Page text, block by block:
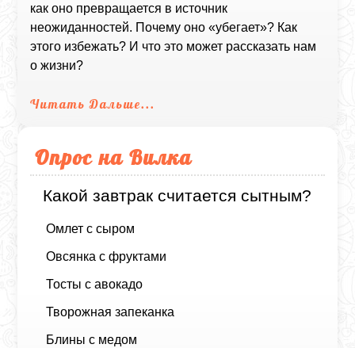
как оно превращается в источник
неожиданностей. Почему оно «убегает»? Как
этого избежать? И что это может рассказать нам
о жизни?
Читать Дальше...
Опрос на Вилка
Какой завтрак считается сытным?
Омлет с сыром
Овсянка с фруктами
Тосты с авокадо
Творожная запеканка
Блины с медом